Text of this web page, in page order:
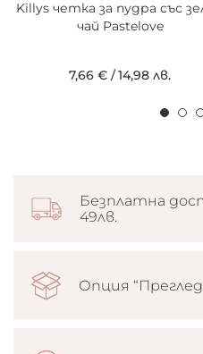
Killys четка за пудра със
чай Pastelove
7,66 € /14,98 лв.
Безплатна
49лв.
Опция